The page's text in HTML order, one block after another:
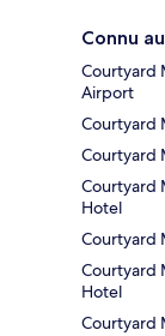
Connu
Courtyard
Airport
Courtyard
Courtyard
Courtyard
Hotel
Courtyard
Courtyard
Hotel
Courtyard